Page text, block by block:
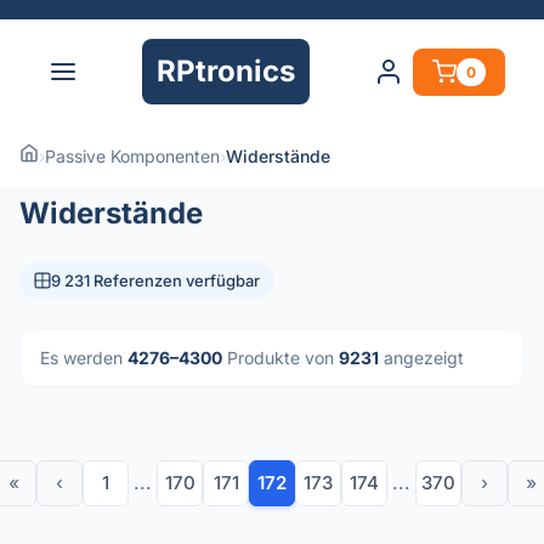
RPtronics 0
›Passive Komponenten›Widerstände
Widerstände
9 231 Referenzen verfügbar
Es werden 4276–4300 Produkte von 9231 angezeigt
« ‹ 1 ... 170 171 172 173 174 ... 370 › »